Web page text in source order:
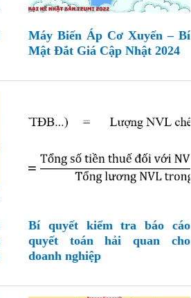
Máy Biến Áp Cơ Xuyến – Bí
Mật Đắt Giá Cập Nhật 2024
Bí quyết kiểm tra báo cáo
quyết toán hải quan cho
doanh nghiệp